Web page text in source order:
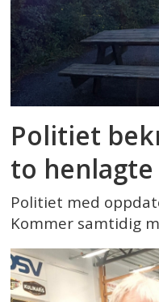
Politiet
to
Politiet med
Kommer samtidig